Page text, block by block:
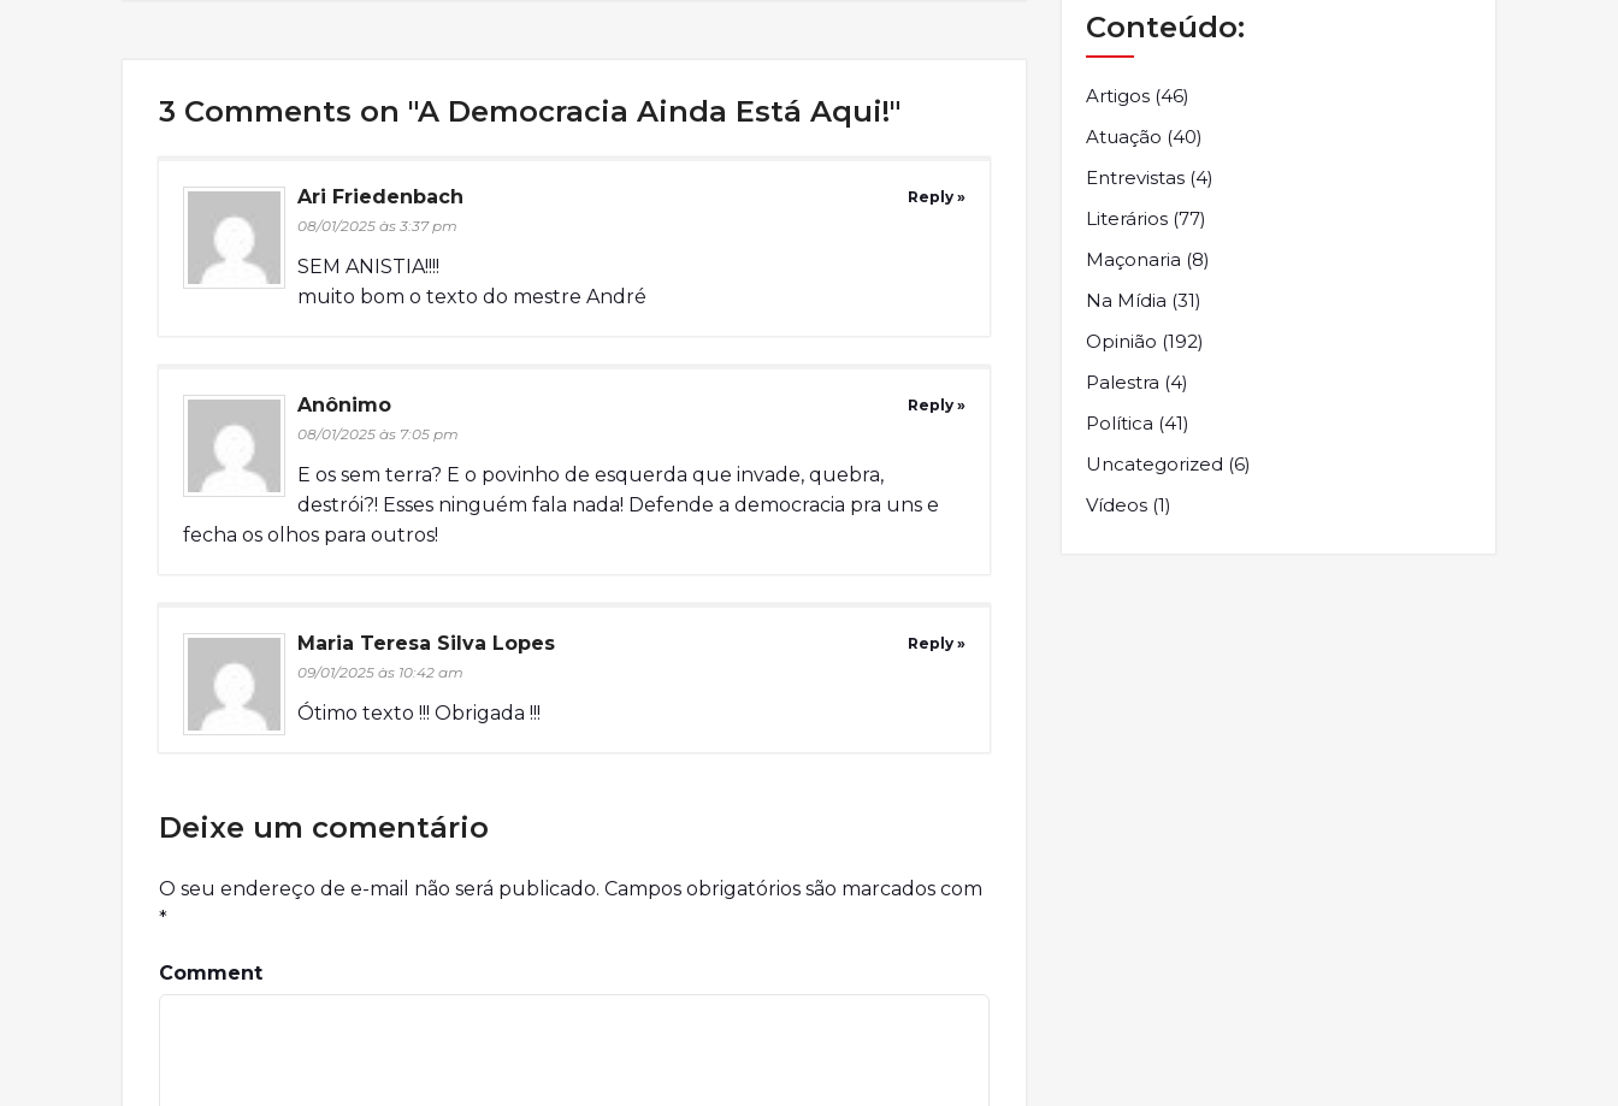
3 Comments on "A Democracia Ainda Está Aqui!"
Ari Friedenbach
08/01/2025 às 3:37 pm
SEM ANISTIA!!!!
muito bom o texto do mestre André
Reply »
Anônimo
08/01/2025 às 7:05 pm
E os sem terra? E o povinho de esquerda que invade, quebra,
destrói?! Esses ninguém fala nada! Defende a democracia pra uns e
fecha os olhos para outros!
Reply »
Maria Teresa Silva Lopes
09/01/2025 às 10:42 am
Ótimo texto !!! Obrigada !!!
Reply »
Deixe um comentário
O seu endereço de e-mail não será publicado. Campos obrigatórios são marcados com
*
Comment
Conteúdo:
Artigos (46)
Atuação (40)
Entrevistas (4)
Literários (77)
Maçonaria (8)
Na Mídia (31)
Opinião (192)
Palestra (4)
Política (41)
Uncategorized (6)
Vídeos (1)